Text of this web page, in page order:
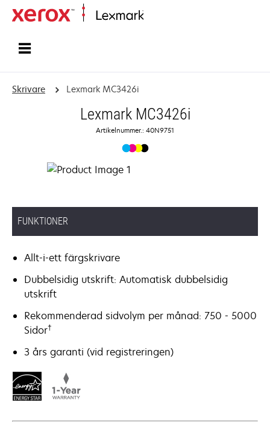
Skrivare Lexmark MC3426i
Lexmark MC3426i
Artikelnummer.: 40N9751
FUNKTIONER
Allt-i-ett färgskrivare
Dubbelsidig utskrift: Automatisk dubbelsidig
utskrift
Rekommenderad sidvolym per månad: 750 - 5000
Sidor†
3 års garanti (vid registreringen)